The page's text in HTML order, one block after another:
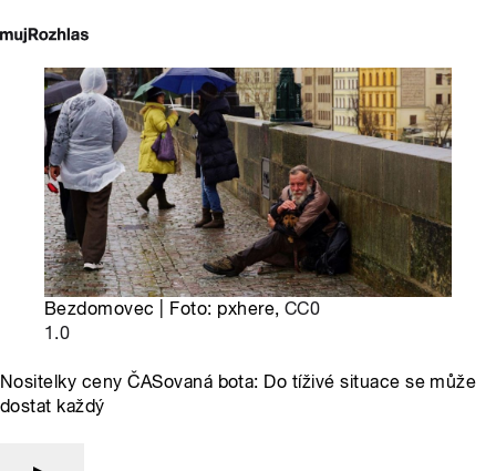
Bezdomovec | Foto: pxhere, CC0
1.0
Nositelky ceny ČASovaná bota: Do tíživé situace se může
dostat každý